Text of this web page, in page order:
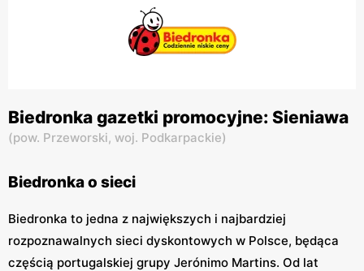
Biedronka gazetki promocyjne: Sieniawa
(pow. Przeworski, woj. Podkarpackie)
Biedronka o sieci
Biedronka to jedna z największych i najbardziej
rozpoznawalnych sieci dyskontowych w Polsce, będąca
częścią portugalskiej grupy Jerónimo Martins. Od lat